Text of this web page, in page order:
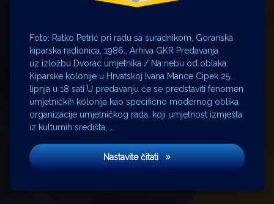
Foto: Ratko Petrić pri radu sa suradnikom, Goranska
kiparska radionica, 1986., Arhiva GKR Predavanja
uz izložbu Dvorac umjetnika / Na nebu od oblaka:
Kiparske kolonije u Hrvatskoj Ivana Mance Cipek 25.
lipnja u 18 sati U predavanju će se predstaviti fenomen
umjetničkih kolonija kao specifično modernog oblika
organizacije umjetničkog rada, koji umjetnost izmješta
iz kulturnih središta, …
Nastavite čitatiPredavanje Ivane Mance